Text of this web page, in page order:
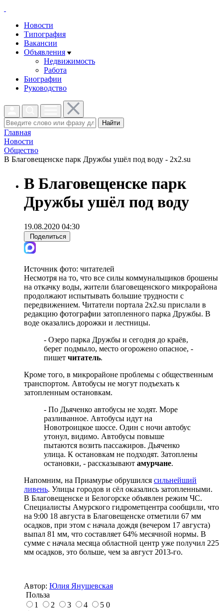
Новости
Типография
Вакансии
Объявления
Недвижимость
Работа
Биографии
Руководство
Найти
Главная
Новости
Общество
В Благовещенске парк Дружбы ушёл под воду - 2x2.su
В Благовещенске парк
Дружбы ушёл под воду
19.08.2020 04:30
Поделиться
Источник фото: читателей
Несмотря на то, что все силы коммунальщиков брошены
на откачку воды, жители благовещенского микрорайона
продолжают испытывать большие трудности с
передвижением. Читатели портала 2x2.su прислали в
редакцию фотографии затопленного парка Дружбы. В
воде оказались дорожки и лестницы.
- Озеро парка Дружбы и сегодня до краёв,
берег подмыло, место огорожено опасное, -
пишет читатель.
Кроме того, в микрорайоне проблемы с общественным
транспортом. Автобусы не могут подъехать к
затопленным остановкам.
- По Дьяченко автобусы не ходят. Море
разливанное. Автобусы идут на
Новотроицкое шоссе. Один с ночи автобус
утонул, видимо. Автобусы повыше
пытаются возить пассажиров. Дьяченко
улица. К остановкам не подходят. Затоплены
остановки, - рассказывают амурчане.
Напомним, на Приамурье обрушился сильнейший
ливень. Улицы городов и сёл оказались затопленными.
В Благовещенске и Белогорске объявлен режим ЧС.
Специалисты Амурского гидрометцентра сообщили, что
на 9:00 18 августа в Благовещенске отметили 67 мм
осадков, при этом с начала дождя (вечером 17 августа)
выпал 81 мм, что составляет 64% месячной нормы. В
сумме с начала месяца областной центр уже получил 225
мм осадков, это больше, чем за август 2013-го.
Автор: Юлия Янушевская
Польза
1
2 3 4 5 0